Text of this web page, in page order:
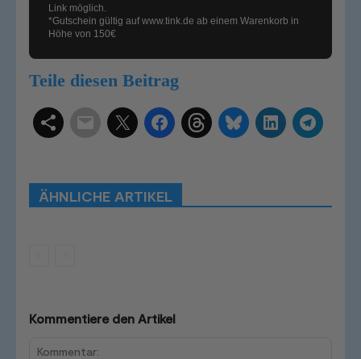
Link möglich.
*Gutschein gültig aufwww.tink.de ab einem Warenkorb in
Höhe von 150€
Teile diesen Beitrag
ÄHNLICHE ARTIKEL
Kommentiere den Artikel